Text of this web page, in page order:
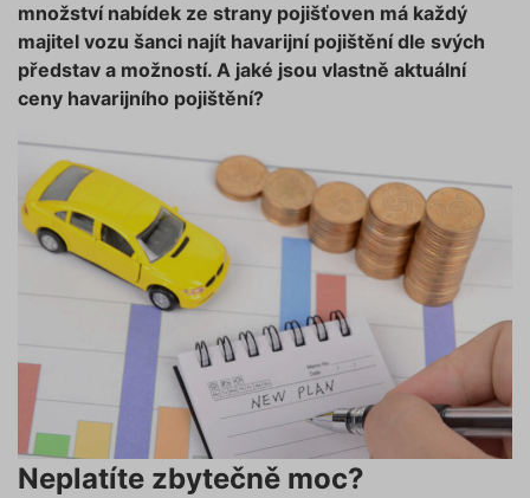
množství nabídek ze strany pojišťoven má každý
majitel vozu šanci najít havarijní pojištění dle svých
představ a možností. A jaké jsou vlastně aktuální
ceny havarijního pojištění?
Neplatíte zbytečně moc?